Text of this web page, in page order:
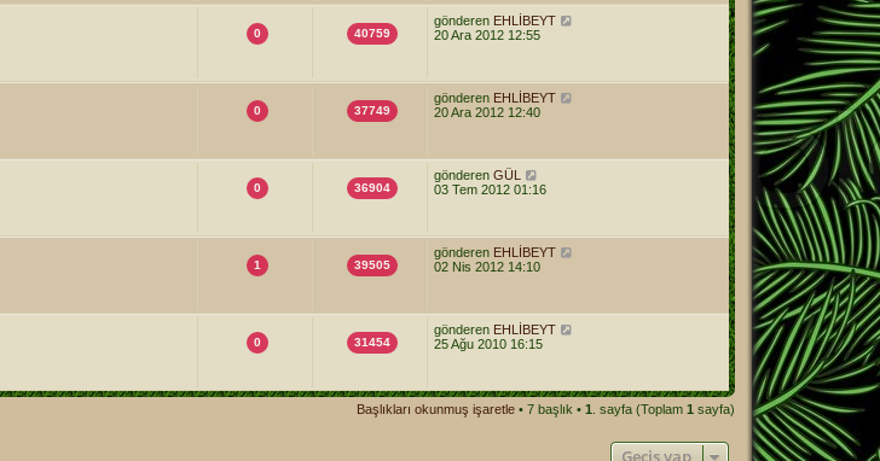
0 40759
gönderen EHLİBEYT
20 Ara 2012 12:55
0 37749
gönderen EHLİBEYT
20 Ara 2012 12:40
0 36904
gönderen GÜL
03 Tem 2012 01:16
1 39505
gönderen EHLİBEYT
02 Nis 2012 14:10
0 31454
gönderen EHLİBEYT
25 Ağu 2010 16:15
Başlıkları okunmuş işaretle • 7 başlık • 1 . sayfa (Toplam 1 sayfa)
Geçiş yap